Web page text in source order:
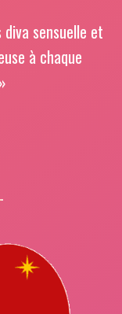
sensuelle et
à chaque